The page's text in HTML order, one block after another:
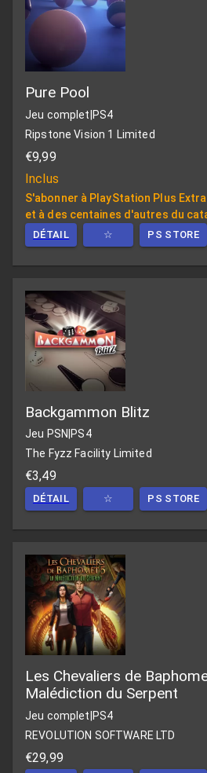
Pure Pool
Jeu complet PS4
Ripstone Vision 1 Limited
€9,99
Inclus
S'abonner à PlayStation Plus
et à des centaines d'autres du
DÉTAIL ☆ PS STORE
Backgammon Blitz
Jeu PSN PS4
The Fyzz Facility Limited
€3,49
DÉTAIL ☆ PS STORE
Les Chevaliers de
Malédiction du Serpent
Jeu complet PS4
REVOLUTION SOFTWARE LTD
€29,99